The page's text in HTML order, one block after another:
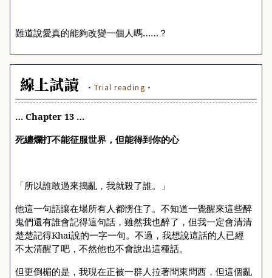
難道說愛真的能夠改變一個人嗎……？
線上試讀 ·Trial reading·
… Chapter 13 …
死纏爛打不能征服世界，但能得到你的心
「所以誰敢過來搗亂，我就殺了誰。」
他這一句話讓在場所有人都愣住了。不知道一覺醒來這些醉
鬼們還有誰會記得這句話，雖然我也醉了，但我一定會清清
楚楚記得Khai說的一字一句。不過，我想說這話的人已經
不太清醒了吧，不然他也不會說出這種話。
但更倒楣的是，我現在正被一群人拉著問東問西，但這個亂